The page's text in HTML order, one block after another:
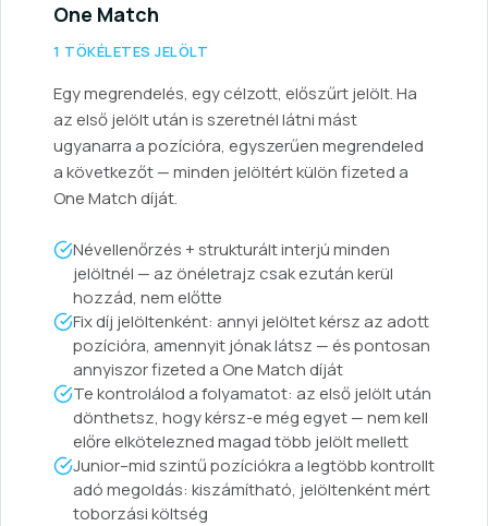
One Match
1 TÖKÉLETES JELÖLT
Egy megrendelés, egy célzott, előszűrt jelölt. Ha
az első jelölt után is szeretnél látni mást
ugyanarra a pozícióra, egyszerűen megrendeled
a következőt — minden jelöltért külön fizeted a
One Match díját.
Névellenőrzés + strukturált interjú minden
jelöltnél — az önéletrajz csak ezután kerül
hozzád, nem előtte
Fix díj jelöltenként: annyi jelöltet kérsz az adott
pozícióra, amennyit jónak látsz — és pontosan
annyiszor fizeted a One Match díját
Te kontrolálod a folyamatot: az első jelölt után
dönthetsz, hogy kérsz-e még egyet — nem kell
előre elkötelezned magad több jelölt mellett
Junior–mid szintű pozíciókra a legtöbb kontrollt
adó megoldás: kiszámítható, jelöltenként mért
toborzási költség